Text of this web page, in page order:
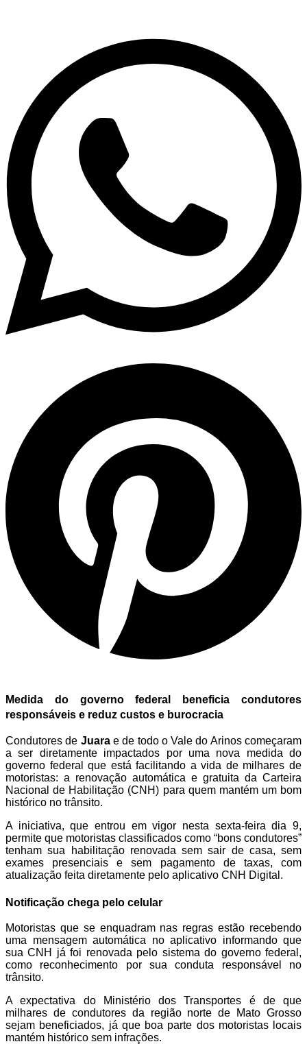
Medida do governo federal beneficia condutores
responsáveis e reduz custos e burocracia
Condutores de Juara e de todo o Vale do Arinos começaram
a ser diretamente impactados por uma nova medida do
governo federal que está facilitando a vida de milhares de
motoristas: a renovação automática e gratuita da Carteira
Nacional de Habilitação (CNH) para quem mantém um bom
histórico no trânsito.
A iniciativa, que entrou em vigor nesta sexta-feira dia 9,
permite que motoristas classificados como “bons condutores”
tenham sua habilitação renovada sem sair de casa, sem
exames presenciais e sem pagamento de taxas, com
atualização feita diretamente pelo aplicativo CNH Digital.
Notificação chega pelo celular
Motoristas que se enquadram nas regras estão recebendo
uma mensagem automática no aplicativo informando que
sua CNH já foi renovada pelo sistema do governo federal,
como reconhecimento por sua conduta responsável no
trânsito.
A expectativa do Ministério dos Transportes é de que
milhares de condutores da região norte de Mato Grosso
sejam beneficiados, já que boa parte dos motoristas locais
mantém histórico sem infrações.